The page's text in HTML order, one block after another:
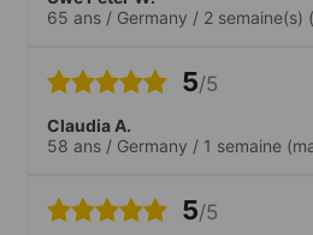
65 ans / Germany / 2 semaine(s)
5/5
Claudia A.
58 ans / Germany / 1 semaine
5/5